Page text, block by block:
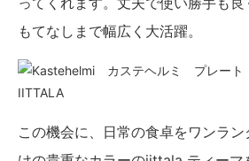
もてなしまで幅広く大活躍。
この機会に、日常の食卓をワンラ